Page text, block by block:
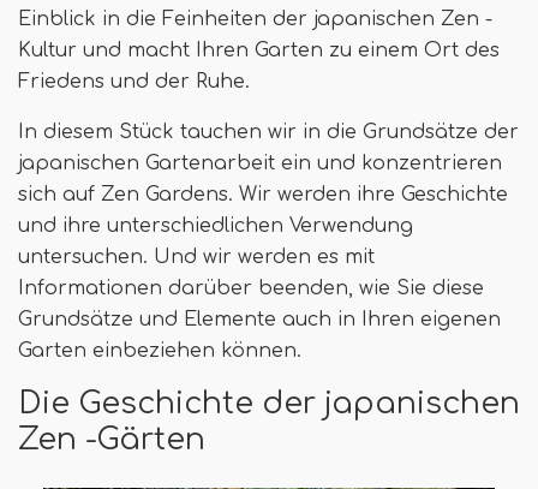
Einblick in die Feinheiten der japanischen Zen -
Kultur und macht Ihren Garten zu einem Ort des
Friedens und der Ruhe.
In diesem Stück tauchen wir in die Grundsätze der
japanischen Gartenarbeit ein und konzentrieren
sich auf Zen Gardens. Wir werden ihre Geschichte
und ihre unterschiedlichen Verwendung
untersuchen. Und wir werden es mit
Informationen darüber beenden, wie Sie diese
Grundsätze und Elemente auch in Ihren eigenen
Garten einbeziehen können.
Die Geschichte der japanischen
Zen -Gärten